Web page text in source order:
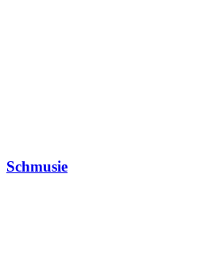
Schmusie